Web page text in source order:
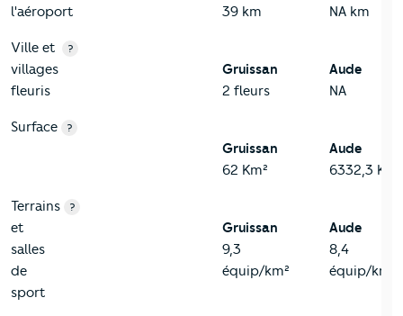
l'aéroport
39 km
NA km
Ville et
villages
fleuris
?
Gruissan
2 fleurs
Aude
NA
Surface ?
Gruissan
62 Km²
Aude
6332,3 Km²
Terrains
et
salles
de
sport
?
Gruissan
9,3
équip/km²
Aude
8,4
équip/km²